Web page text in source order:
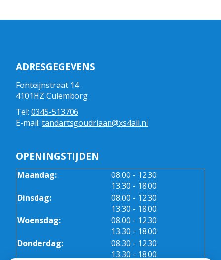
ADRESGEGEVENS
Fonteijnstraat 14
4101HZ Culemborg
Tel: 0345-513706
E-mail: tandartsgoudriaan@xs4all.nl
OPENINGSTIJDEN
Maandag: 08.00 tot
- 12.30
13.30 tot
- 18.00
Dinsdag:
08.00 tot
- 12.30
13.30 tot
- 18.00
Woensdag:
08.00 tot
- 12.30
13.30 tot
- 18.00
Donderdag:
08.30 tot
- 12.30
13.30 tot
- 18.00